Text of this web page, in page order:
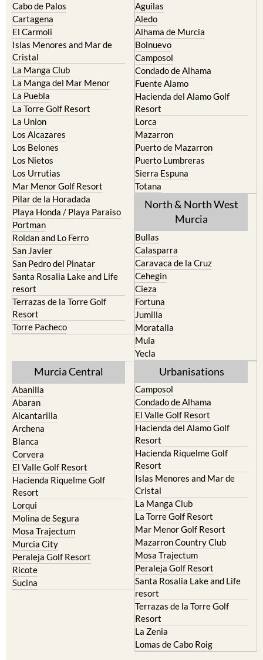
Cabo de Palos
Cartagena
El Carmoli
Islas Menores and Mar de
Cristal
La Manga Club
La Manga del Mar Menor
La Puebla
La Torre Golf Resort
La Union
Los Alcazares
Los Belones
Los Nietos
Los Urrutias
Mar Menor Golf Resort
Pilar de la Horadada
Playa Honda / Playa Paraiso
Portman
Roldan and Lo Ferro
San Javier
San Pedro del Pinatar
Santa Rosalia Lake and Life
resort
Terrazas de la Torre Golf
Resort
Torre Pacheco
Aguilas
Aledo
Alhama de Murcia
Bolnuevo
Camposol
Condado de Alhama
Fuente Alamo
Hacienda del Alamo Golf
Resort
Lorca
Mazarron
Puerto de Mazarron
Puerto Lumbreras
Sierra Espuna
Totana
North & North West
Murcia
Bullas
Calasparra
Caravaca de la Cruz
Cehegin
Cieza
Fortuna
Jumilla
Moratalla
Mula
Yecla
Murcia Central
Abanilla
Abaran
Alcantarilla
Archena
Blanca
Corvera
El Valle Golf Resort
Hacienda Riquelme Golf
Resort
Lorqui
Molina de Segura
Mosa Trajectum
Murcia City
Peraleja Golf Resort
Ricote
Sucina
Urbanisations
Camposol
Condado de Alhama
El Valle Golf Resort
Hacienda del Alamo Golf
Resort
Hacienda Riquelme Golf
Resort
Islas Menores and Mar de
Cristal
La Manga Club
La Torre Golf Resort
Mar Menor Golf Resort
Mazarron Country Club
Mosa Trajectum
Peraleja Golf Resort
Santa Rosalia Lake and Life
resort
Terrazas de la Torre Golf
Resort
La Zenia
Lomas de Cabo Roig